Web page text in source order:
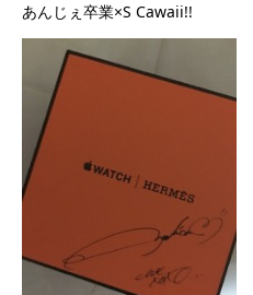
あんじぇ卒業×S Cawaii!!